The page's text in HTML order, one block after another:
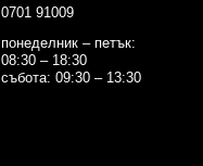
0701 91009
понеделник – петък:
08:30 – 18:30
събота: 09:30 – 13:30